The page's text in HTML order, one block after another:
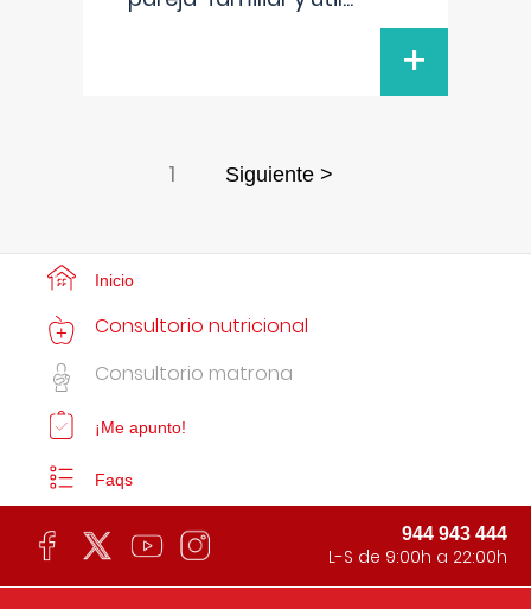
+
1 Siguiente >
Inicio
Consultorio nutricional
Consultorio matrona
¡Me apunto!
Faqs
944 943 444
L-S de 9:00h a 22:00h